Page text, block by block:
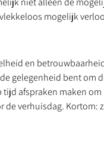
mogelijk
en
gelegenheid bent om
afspraken maken
verhuisdag. Kortom: